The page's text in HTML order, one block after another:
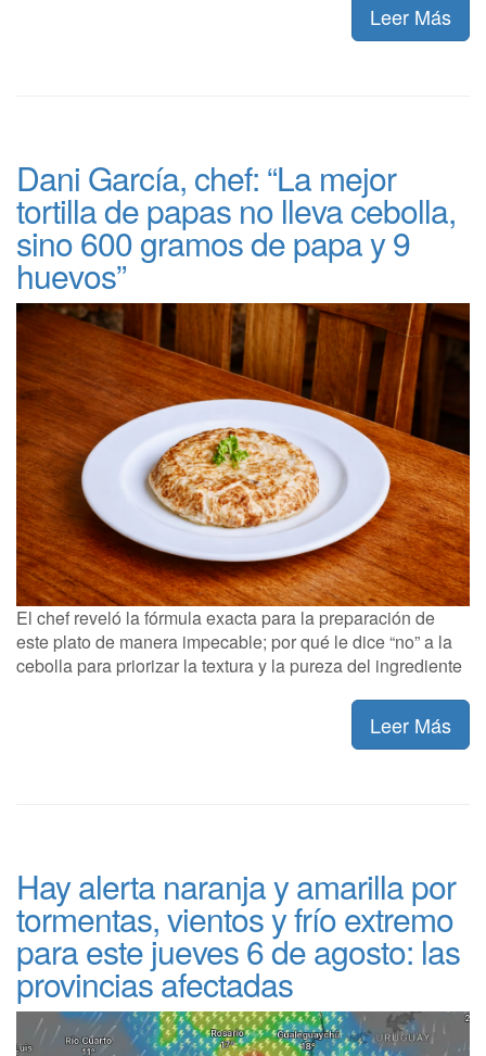
Leer Más
Dani García, chef: “La mejor
tortilla de papas no lleva cebolla,
sino 600 gramos de papa y 9
huevos”
El chef reveló la fórmula exacta para la preparación de
este plato de manera impecable; por qué le dice “no” a la
cebolla para priorizar la textura y la pureza del ingrediente
Leer Más
Hay alerta naranja y amarilla por
tormentas, vientos y frío extremo
para este jueves 6 de agosto: las
provincias afectadas